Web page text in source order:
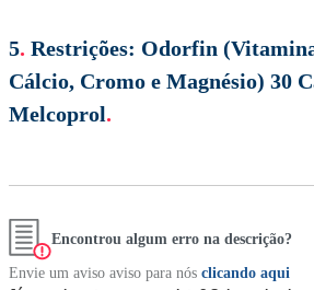
5. Restrições: Odorfin
Cálcio, Cromo e Magnésio) 30
Melcoprol.
Encontrou algum erro na descrição?
Envie um aviso aviso para nós clicando aqui